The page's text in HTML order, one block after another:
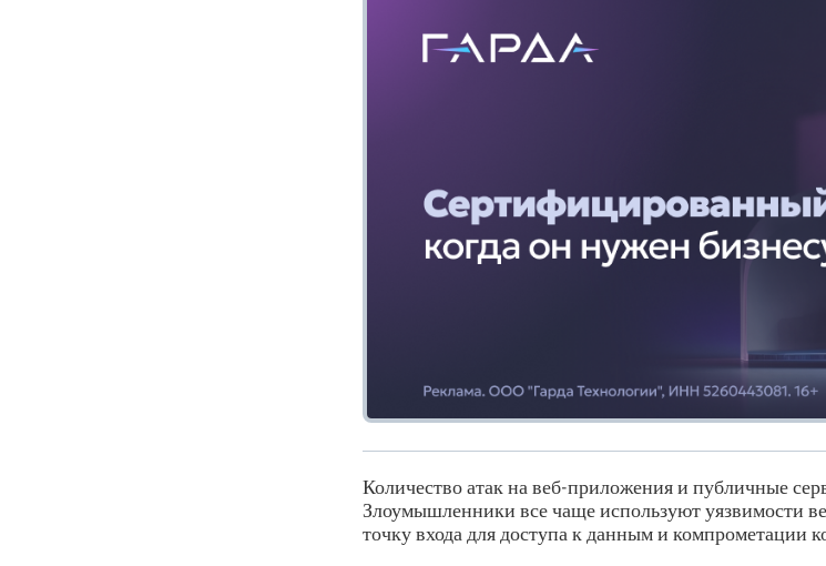
Количество атак на веб-приложения и публичные
Злоумышленники все чаще используют уязвимости
точку входа для доступа к данным и компрометации